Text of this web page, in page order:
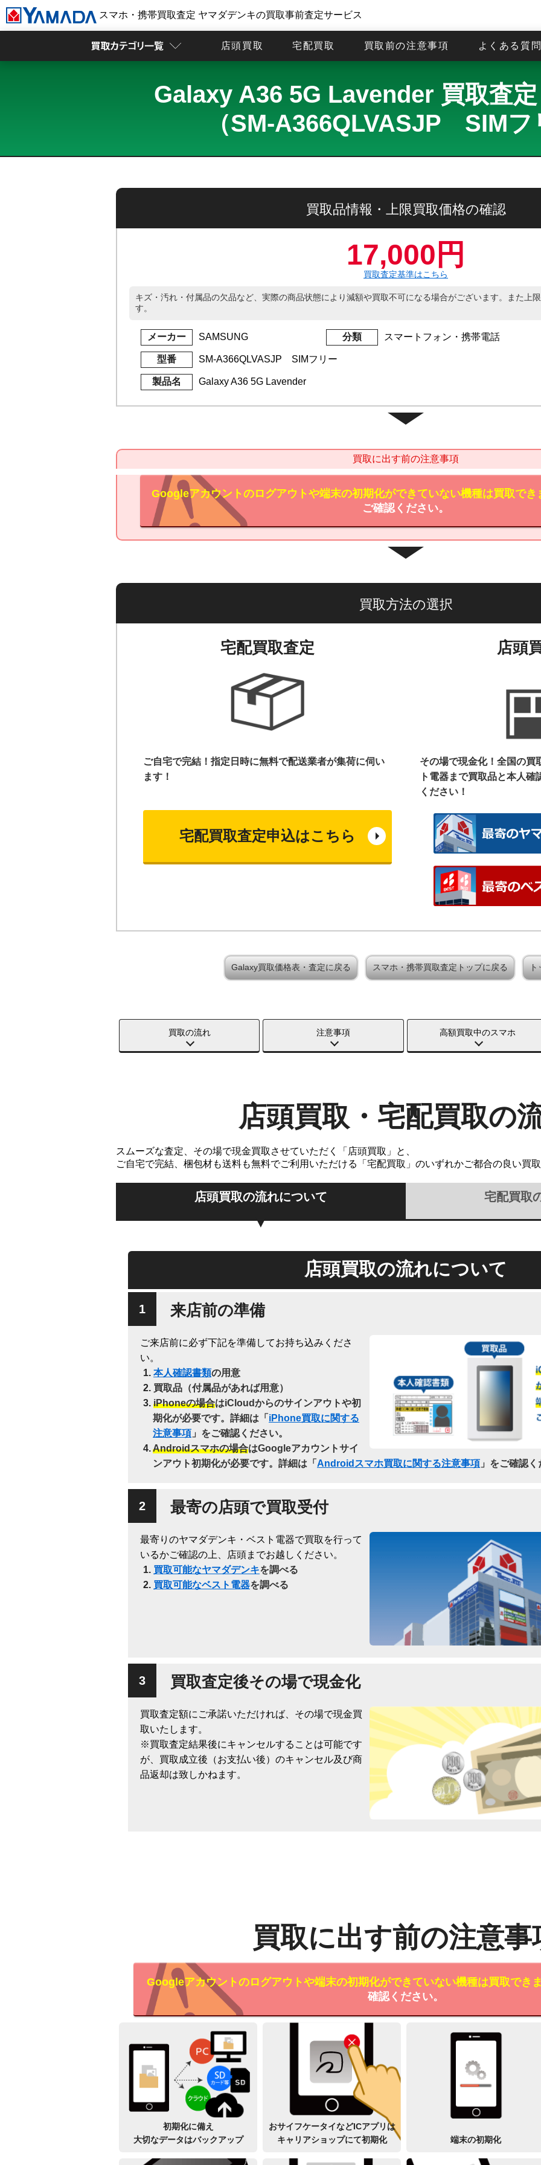
スマホ・携帯買取査定 ヤマダデンキの買取事前査定サービス
店頭買取 宅配買取 買取前の注意事項 よくある質
Galaxy A36 5G Lavender 買取査
（SM-A366QLVASJP SIMフ
買取品情報・上限買取価格の確認
17,000円
買取査定基準はこちら
キズ・汚れ・付属品の欠品など、実際の商品状態により減額や買取不可になる場合がございます。また上
す。
メーカー SAMSUNG 分類 スマートフォン・携帯電話
型番 SM-A366QLVASJP SIMフリー
製品名 Galaxy A36 5G Lavender
買取に出す前の注意事項
Googleアカウントのログアウトや端末の初期化ができていない機種は買取でき
ご確認ください。
買取方法の選択
宅配買取査定
ご自宅で完結！指定日時に無料で配送業者が集荷に伺い
ます！
宅配買取査定申込はこちら
店頭
その場で現金化！全国の買
ト電器まで買取品と本人確
ください！
Galaxy買取価格表・査定に戻る スマホ・携帯買取査定トップに戻る ト
買取の流れ 注意事項 高額買取中のスマホ
店頭買取・宅配買取の
スムーズな査定、その場で現金買取させていただく「店頭買取」と、
ご自宅で完結、梱包材も送料も無料でご利用いただける「宅配買取」のいずれかご都合の良い買
店頭買取の流れについて 宅配買取
店頭買取の流れについて
来店前の準備
ご来店前に必ず下記を準備してお持ち込みくださ
い。
本人確認書類の用意
買取品（付属品があれば用意）
iPhoneの場合はiCloudからのサインアウトや初
期化が必要です。詳細は「 iPhone買取に関する
注意事項 」をご確認ください。
Androidスマホの場合はGoogleアカウントサイ
ンアウト初期化が必要です。詳細は「 Androidスマホ買取に関する注意事項 」をご確認
最寄の店頭で買取受付
最寄りのヤマダデンキ・ベスト電器で買取を行って
いるかご確認の上、店頭までお越しください。
買取可能なヤマダデンキを調べる
買取可能なベスト電器を調べる
買取査定後その場で現金化
買取査定額にご承諾いただければ、その場で現金買
取いたします。
※買取査定結果後にキャンセルすることは可能です
が、買取成立後（お支払い後）のキャンセル及び商
品返却は致しかねます。
買取に出す前の注意事
Googleアカウントのログアウトや端末の初期化ができていない機種は買取でき
確認ください。
初期化に備え
大切なデータはバックアップ
おサイフケータイなどICアプリは
キャリアショップにて初期化
端末の初期化